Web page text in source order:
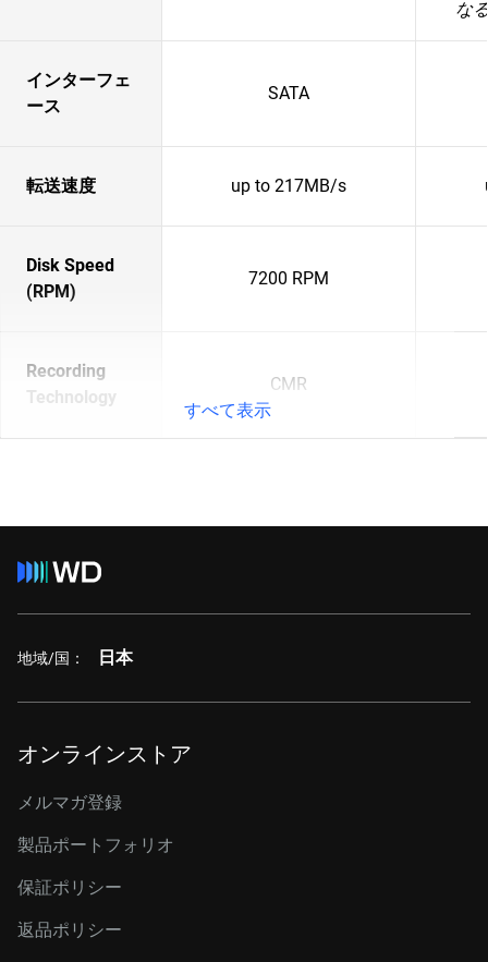
な
インターフェ
ース
SATA
転送速度 up to 217MB/s
Disk Speed
(RPM)
7200 RPM
Recording
Technology
CMR
すべて表示
地域/国： 日本
オンラインストア
メルマガ登録
製品ポートフォリオ
保証ポリシー
返品ポリシー